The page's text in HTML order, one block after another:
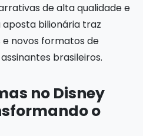
de alta qualidade e
aposta bilionária traz
novos formatos de
brasileiros.
no Disney
o